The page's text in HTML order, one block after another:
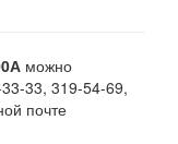
можно
33, 319-54-69,
почте